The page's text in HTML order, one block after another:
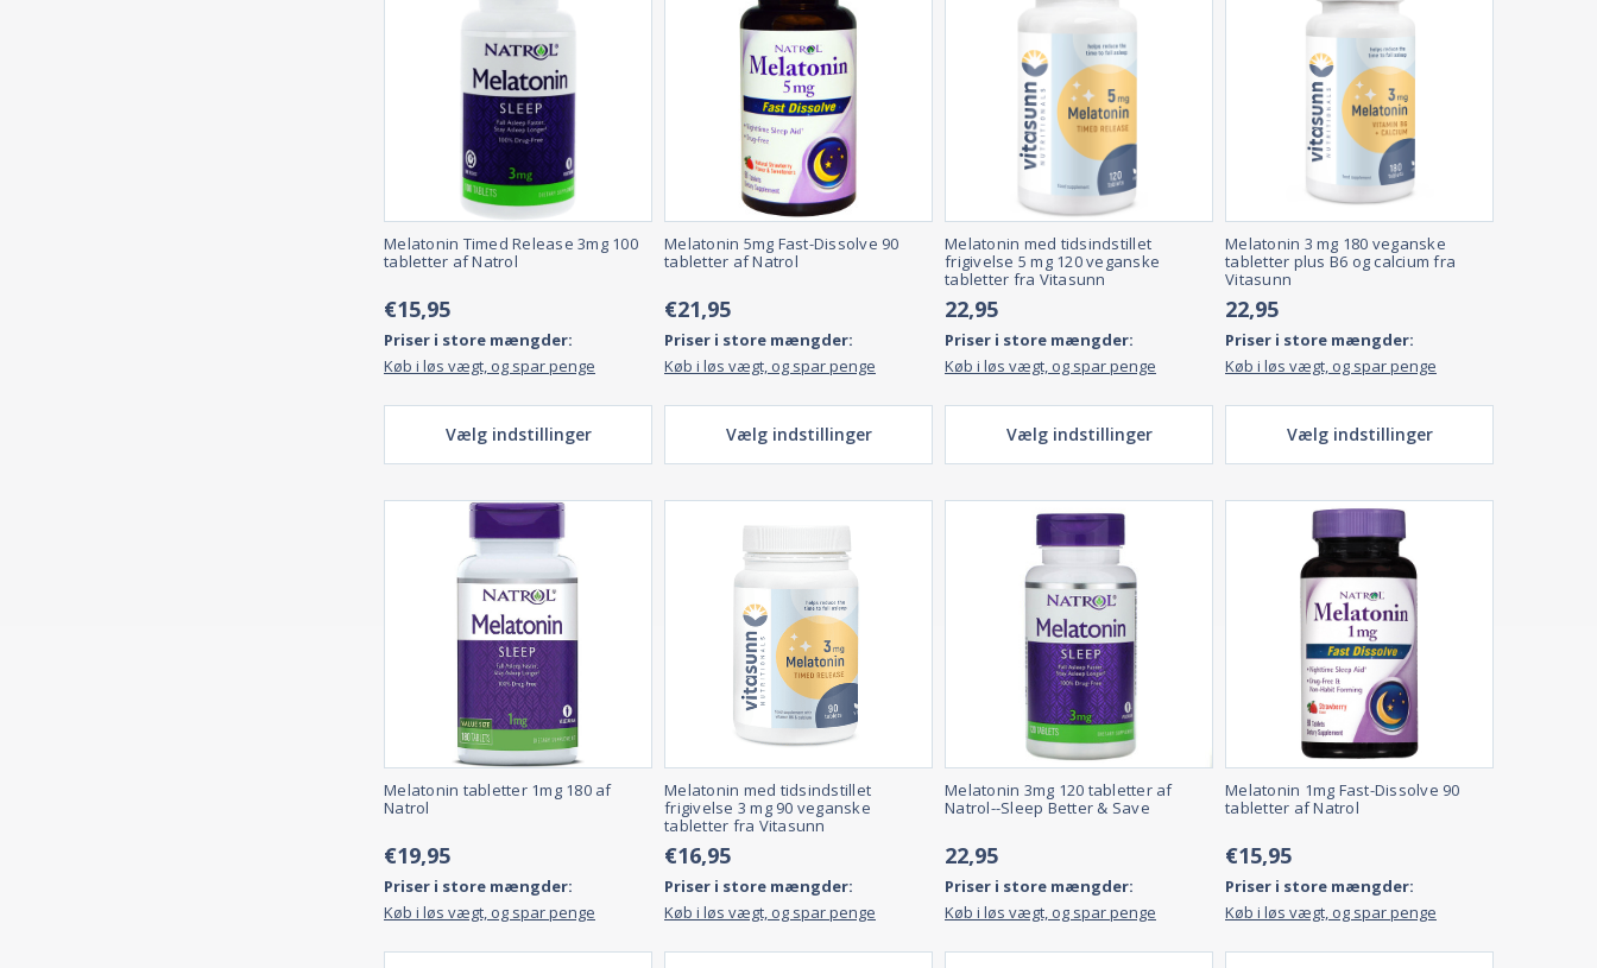
Melatonin Timed Release 3mg 100
tabletter af Natrol
€15,95
Priser i store mængder:
Køb i løs vægt, og spar penge
Vælg indstillinger
Melatonin 5mg Fast-Dissolve 90
tabletter af Natrol
€21,95
Priser i store mængder:
Køb i løs vægt, og spar penge
Vælg indstillinger
Melatonin med tidsindstillet
frigivelse 5 mg 120 veganske
tabletter fra Vitasunn
22,95
Priser i store mængder:
Køb i løs vægt, og spar penge
Vælg indstillinger
Melatonin 3 mg 180 veganske
tabletter plus B6 og calcium fra
Vitasunn
22,95
Priser i store mængder:
Køb i løs vægt, og spar penge
Vælg indstillinger
Melatonin tabletter 1mg 180 af
Natrol
€19,95
Priser i store mængder:
Køb i løs vægt, og spar penge
Melatonin med tidsindstillet
frigivelse 3 mg 90 veganske
tabletter fra Vitasunn
€16,95
Priser i store mængder:
Køb i løs vægt, og spar penge
Melatonin 3mg 120 tabletter af
Natrol--Sleep Better & Save
22,95
Priser i store mængder:
Køb i løs vægt, og spar penge
Melatonin 1mg Fast-Dissolve 90
tabletter af Natrol
€15,95
Priser i store mængder:
Køb i løs vægt, og spar penge